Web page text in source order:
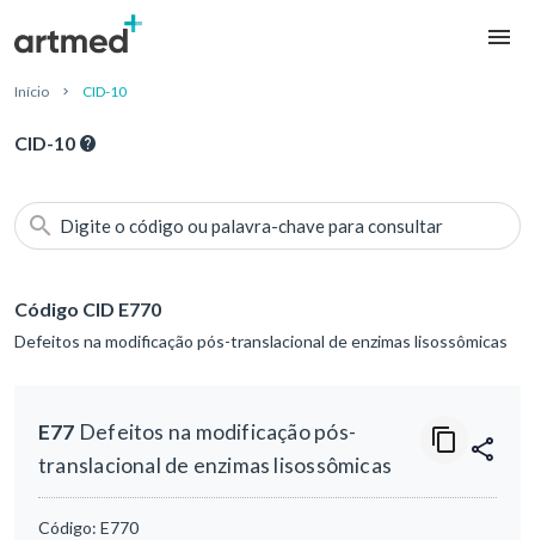
Início CID-10
CID-10
Digite o código ou palavra-chave para consultar
Código CID E770
Defeitos na modificação pós-translacional de enzimas lisossômicas
E77 Defeitos na modificação pós-
translacional de enzimas lisossômicas
Código: E770